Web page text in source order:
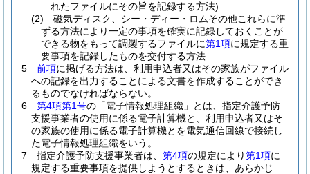
れたファイルにその旨を記録する方法)
(2)
磁気ディスク、シー・ディー・ロムその他これらに準
ずる方法により一定の事項を確実に記録しておくことが
できる物をもって調製するファイルに第1項に規定する重
要事項を記録したものを交付する方法
5
前項に掲げる方法は、利用申込者又はその家族がファイル
への記録を出力することによる文書を作成することができ
るものでなければならない。
6
第4項第1号の「電子情報処理組織」とは、指定介護予防
支援事業者の使用に係る電子計算機と、利用申込者又はそ
の家族の使用に係る電子計算機とを電気通信回線で接続し
た電子情報処理組織をいう。
7
指定介護予防支援事業者は、 第4項の規定により第1項に
規定する重要事項を提供しようとするときは、あらかじ